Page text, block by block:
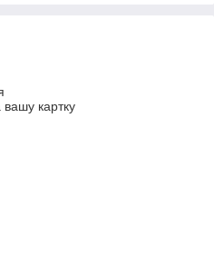
вашу картку